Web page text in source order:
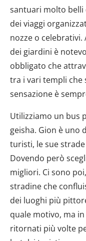
santuari molto
dei viaggi
nozze o
dei giardini è
obbligato che
tra i vari templi che
sensazione è
Utilizziamo un bus
geisha. Gion è uno
turisti, le sue
Dovendo però
migliori. Ci sono
stradine che
dei luoghi più
quale motivo, ma
ritornati più volte